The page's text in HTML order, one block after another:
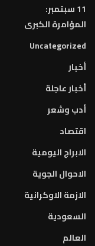
11 سبتمبر:
المؤامرة الكبرى
Uncategorized
أخبار
أخبار عاجلة
أدب وشعر
اقتصاد
الابراج اليومية
الاحوال الجوية
الازمة الاوكرانية
السعودية
العالم